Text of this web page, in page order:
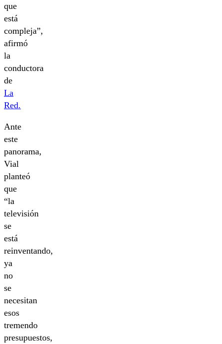
que
está
compleja”,
afirmó
la
conductora
de
La
Red.
Ante
este
panorama,
Vial
planteó
que
“la
televisión
se
está
reinventando,
ya
no
se
necesitan
esos
tremendo
presupuestos,